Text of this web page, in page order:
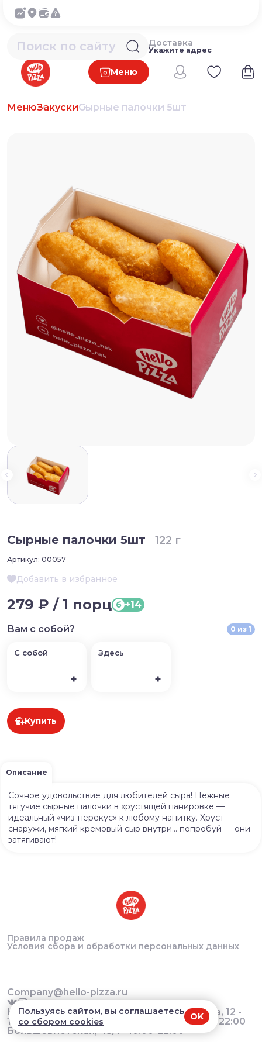
Меню
Доставка
Укажите адрес
МенюЗакускиСырные палочки 5шт
Сырные палочки 5шт 122 г
Артикул: 00057
Добавить в избранное
279 ₽ / 1 порц б +14
Вам с собой? 0 из 1
С собой
+
Здесь
+
Купить
Описание
Сочное удовольствие для любителей сыра! Нежные
тягучие сырные палочки в хрустящей панировке —
идеальный «чиз-перекус» к любому напитку. Хруст
снаружи, мягкий кремовый сыр внутри… попробуй — они
затягивают!
Правила продаж
Условия сбора и обработки персональных данных
Company@hello-pizza.ru
Краснообск, 244/5 - 10:00-22:00 Мичурина, 12 -
10:00-22:00 Татьяны Снежиной, - 40 10:00-22:00
Большевистская, 45/1 - 10:00-22:00
Пользуясь сайтом, вы соглашаетесь
со сбором cookies
OK